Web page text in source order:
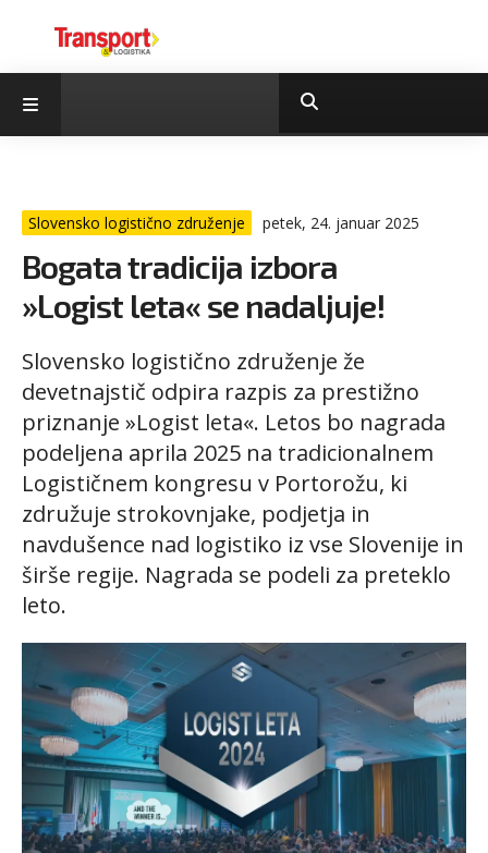
Slovensko logistično združenje petek, 24. januar 2025
Bogata tradicija izbora
»Logist leta« se nadaljuje!
Slovensko logistično združenje že
devetnajstič odpira razpis za prestižno
priznanje »Logist leta«. Letos bo nagrada
podeljena aprila 2025 na tradicionalnem
Logističnem kongresu v Portorožu, ki
združuje strokovnjake, podjetja in
navdušence nad logistiko iz vse Slovenije in
širše regije. Nagrada se podeli za preteklo
leto.